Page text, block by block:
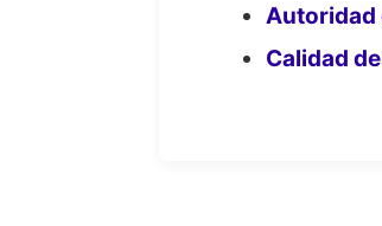
Autoridad
Calidad